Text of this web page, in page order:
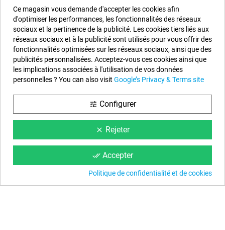
étoiles sans commentaires merci"
Informations sur notre boutique
EYAROC COMPANY SL (FR04851917500)
Appelez-nous maintenant (FR) : 0187 654 060
Appelez-nous maintenant (BE) :234 20828
Lundi au Vendredi de 9 h à 14 h et de 15 h à 18 h
info@piscinehorssol.com
Instagram
Ce magasin vous demande d'accepter les cookies afin
d'optimiser les performances, les fonctionnalités des réseaux
sociaux et la pertinence de la publicité. Les cookies tiers liés aux
réseaux sociaux et à la publicité sont utilisés pour vous offrir des
fonctionnalités optimisées sur les réseaux sociaux, ainsi que des
publicités personnalisées. Acceptez-vous ces cookies ainsi que
les implications associées à l'utilisation de vos données
personnelles ? You can also visit Google’s Privacy & Terms site
tune Configurer
clear Rejeter
done_all Accepter
Politique de confidentialité et de cookies